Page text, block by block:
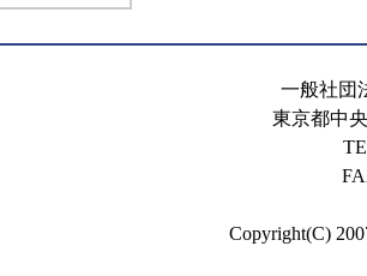
一般社団
東京都中
Copyright(C)